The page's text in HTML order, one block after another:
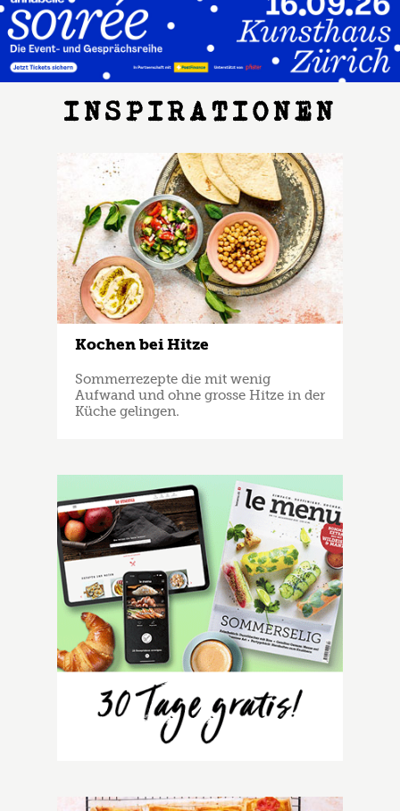
Kräuter-Kartoffelbrot
Zucchetti-Spiessli mit Feta-Dip
Rezept als Favorit ablegen
INSPIRATIONEN
Kochen bei Hitze
Sommerrezepte die mit wenig
Aufwand und ohne grosse Hitze in der
Küche gelingen.